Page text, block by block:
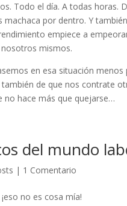
Todo el día. A todas horas.
machaca por dentro. Y
empiece a
mismos.
en esa situación
de que nos contrate
no hace más que quejarse…
del mundo
| 1 Comentario
no es cosa mía!